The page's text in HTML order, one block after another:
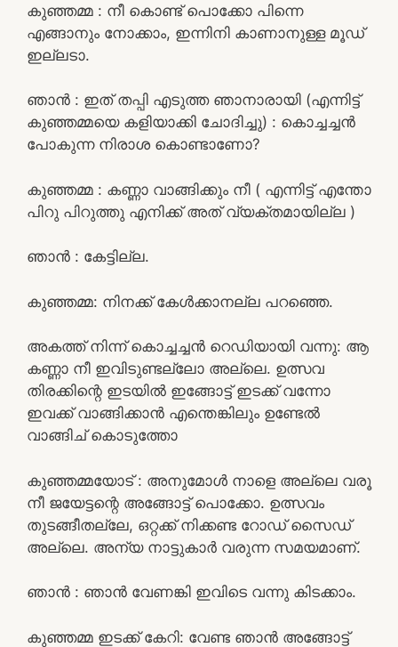
കുഞ്ഞമ്മ : നീ കൊണ്ട് പൊക്കോ പിന്നെ
എങ്ങാനും നോക്കാം, ഇന്നിനി കാണാനുള്ള മൂഡ്
ഇല്ലടാ.
ഞാൻ : ഇത് തപ്പി എടുത്ത ഞാനാരായി (എന്നിട്ട്
കുഞ്ഞമ്മയെ കളിയാക്കി ചോദിച്ചു) : കൊച്ചച്ചൻ
പോകുന്ന നിരാശ കൊണ്ടാണോ?
കുഞ്ഞമ്മ : കണ്ണാ വാങ്ങിക്കും നീ ( എന്നിട്ട് എന്തോ
പിറു പിറുത്തു എനിക്ക് അത് വ്യക്തമായില്ല )
ഞാൻ : കേട്ടില്ല.
കുഞ്ഞമ്മ: നിനക്ക് കേൾക്കാനല്ല പറഞ്ഞെ.
അകത്ത് നിന്ന് കൊച്ചച്ചൻ റെഡിയായി വന്നു: ആ
കണ്ണാ നീ ഇവിടുണ്ടല്ലോ അല്ലെ. ഉത്സവ
തിരക്കിന്റെ ഇടയിൽ ഇങ്ങോട്ട് ഇടക്ക് വന്നോ
ഇവക്ക് വാങ്ങിക്കാൻ എന്തെങ്കിലും ഉണ്ടേൽ
വാങ്ങിച് കൊടുത്തോ
കുഞ്ഞമ്മയോട് : അനുമോൾ നാളെ അല്ലെ വരൂ
നീ ജയേട്ടന്റെ അങ്ങോട്ട് പൊക്കോ. ഉത്സവം
തുടങ്ങീതല്ലേ, ഒറ്റക്ക് നിക്കണ്ട റോഡ് സൈഡ്
അല്ലെ. അന്യ നാട്ടുകാർ വരുന്ന സമയമാണ്.
ഞാൻ : ഞാൻ വേണങ്കി ഇവിടെ വന്നു കിടക്കാം.
കുഞ്ഞമ്മ ഇടക്ക് കേറി: വേണ്ട ഞാൻ അങ്ങോട്ട്